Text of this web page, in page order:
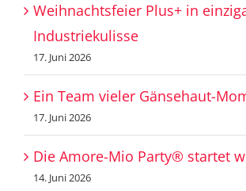
Weihnachtsfeier Plus+ in
Industriekulisse
17. Juni 2026
Ein Team vieler Gänsehaut-
17. Juni 2026
Die Amore-Mio Party® startet
14. Juni 2026